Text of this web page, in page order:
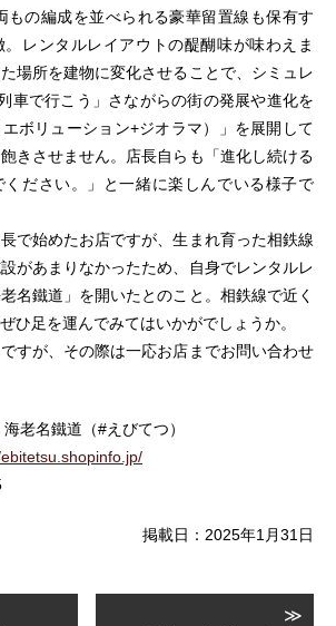
もの編成を並べられる豪華留置線も保有す
レンタルレイアウトの醍醐味が味わえま
場所を建物に変化させることで、シミュレ
車で行こう」さながらの街の発展や進化を
ボリューション+ジオラマ）」を展開して
きさせません。店長自らも「進化し続ける
ください。」と一緒に楽しんでいる様子で
で始めたお店ですが、生まれ育った相鉄線
があまりなかったため、自身でレンタルレ
名鐵道」を開いたとのこと。相鉄線で近く
ひ足を運んでみてはいかがでしょうか。
すが、その際は一応お店までお問い合わせ
老名鐵道（#えびてつ）
掲載日：2025年1月31日
≫